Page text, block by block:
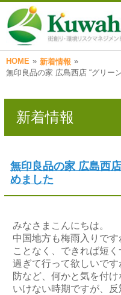
HOME » 新着情報 »
無印良品の家 広島西店 “グリー
新着情報
無印良品の家 広島西
めました
みなさまこんにちは。
中国地方も梅雨入りで
ことなく、できれば短く
過ぎて行って欲しいで
防など、何かと気を付
いけない時期ですが、